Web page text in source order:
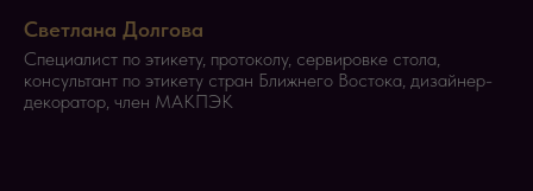
Светлана Долгова
Специалист по этикету, протоколу, сервировке стола,
консультант по этикету стран Ближнего Востока, дизайнер-
декоратор, член МАКПЭК